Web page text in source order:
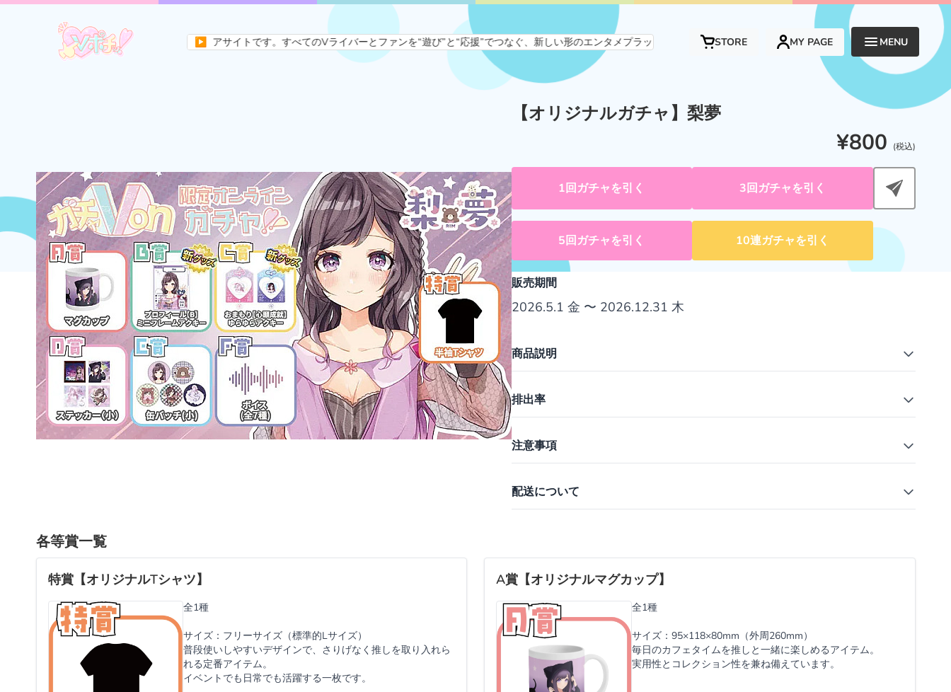
▶
の未来を作るためのメディアサイトです。すべてのVライバーとファンを“遊び”と“応援”でつなぐ、新しい形のエンタメプラットフォームです。 STORE MY PAGE MENU
【オリジナルガチャ】梨夢
¥800 (税込)
1回ガチャを引く 3回ガチャを引く
5回ガチャを引く 10連ガチャを引く
販売期間
2026.5.1 金 〜 2026.12.31 木
商品説明
排出率
注意事項
配送について
各等賞一覧
特賞【オリジナルTシャツ】
全1種
サイズ：フリーサイズ（標準的Lサイズ）
普段使いしやすいデザインで、さりげなく推しを取り入れら
れる定番アイテム。
イベントでも日常でも活躍する一枚です。
A賞【オリジナルマグカップ】
全1種
サイズ：95×118×80mm（外周260mm）
毎日のカフェタイムを推しと一緒に楽しめるアイテム。
実用性とコレクション性を兼ね備えています。